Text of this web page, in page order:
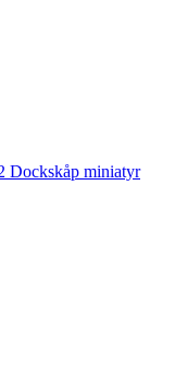
Dockskåp miniatyr